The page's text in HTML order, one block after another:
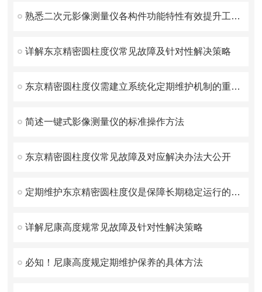
熟悉二次元影像测量仪各构件功能特性有效提升工件检测的准确性
详解东京精密圆柱度仪常见故障及针对性解决策略
东京精密圆柱度仪需建立系统化定期维护机制的重要性分享
简述一键式影像测量仪的标准操作方法
东京精密圆柱度仪常见故障及对应解决办法大公开
定期维护东京精密圆柱度仪是保障长期稳定运行的关键
详解尼康高度规常见故障及针对性解决策略
必知！尼康高度规定期维护保养的具体方法